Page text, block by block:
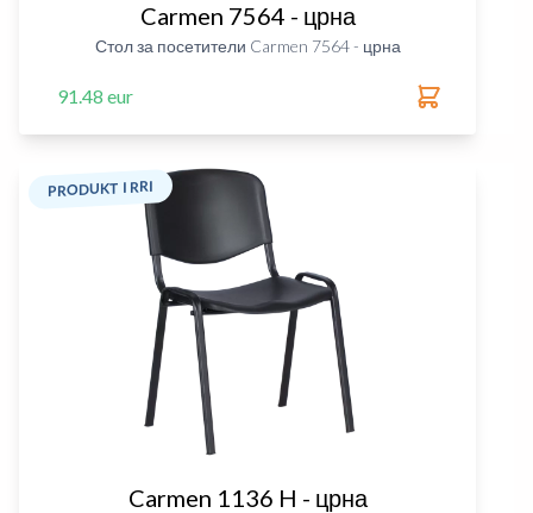
Carmen 7564 - црна
Стол за посетители Carmen 7564 - црна
91.48 eur
PRODUKT I RRI
Carmen 1136 H - црна